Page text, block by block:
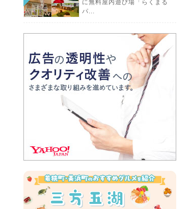
に無料屋内遊び場「らくまる
パ...